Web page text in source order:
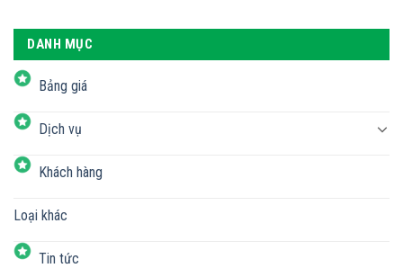
DANH MỤC
Bảng giá
Dịch vụ
Khách hàng
Loại khác
Tin tức